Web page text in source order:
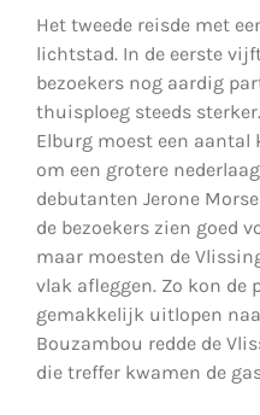
Het tweede reisde met
lichtstad. In de eerste
bezoekers nog aardig
thuisploeg steeds
Elburg moest een aantal
om een grotere
debutanten Jerone
de bezoekers zien goed
maar moesten de
vlak afleggen. Zo kon de
gemakkelijk uitlopen
Bouzambou redde de
die treffer kwamen de